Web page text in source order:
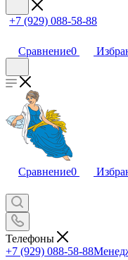
+7 (929) 088-58-88
Сравнение0
Сравнение0
Телефоны
+7 (929) 088-58-88